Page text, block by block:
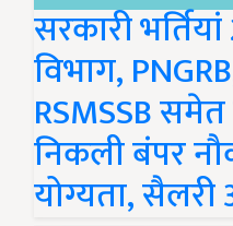
सरकारी
विभाग,
RSMSSB
निकली बंपर
योग्यता,